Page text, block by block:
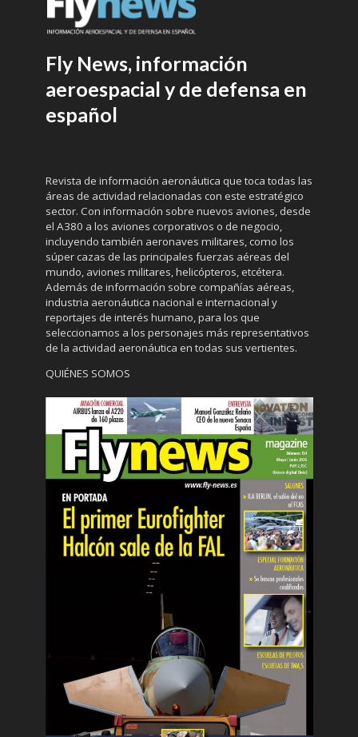
Fly News, información
aeroespacial y de defensa en
español
Revista de información aeronáutica que toca todas las
áreas de actividad relacionadas con este estratégico
sector. Con información sobre nuevos aviones, desde
el A380 a los aviones corporativos o de negocio,
incluyendo también aeronaves militares, como los
súper cazas de las principales fuerzas aéreas del
mundo, aviones militares, helicópteros, etcétera.
Además de información sobre compañías aéreas,
industria aeronáutica nacional e internacional y
reportajes de interés humano, para los que
seleccionamos a los personajes más representativos
de la actividad aeronáutica en todas sus vertientes.
QUIÉNES SOMOS